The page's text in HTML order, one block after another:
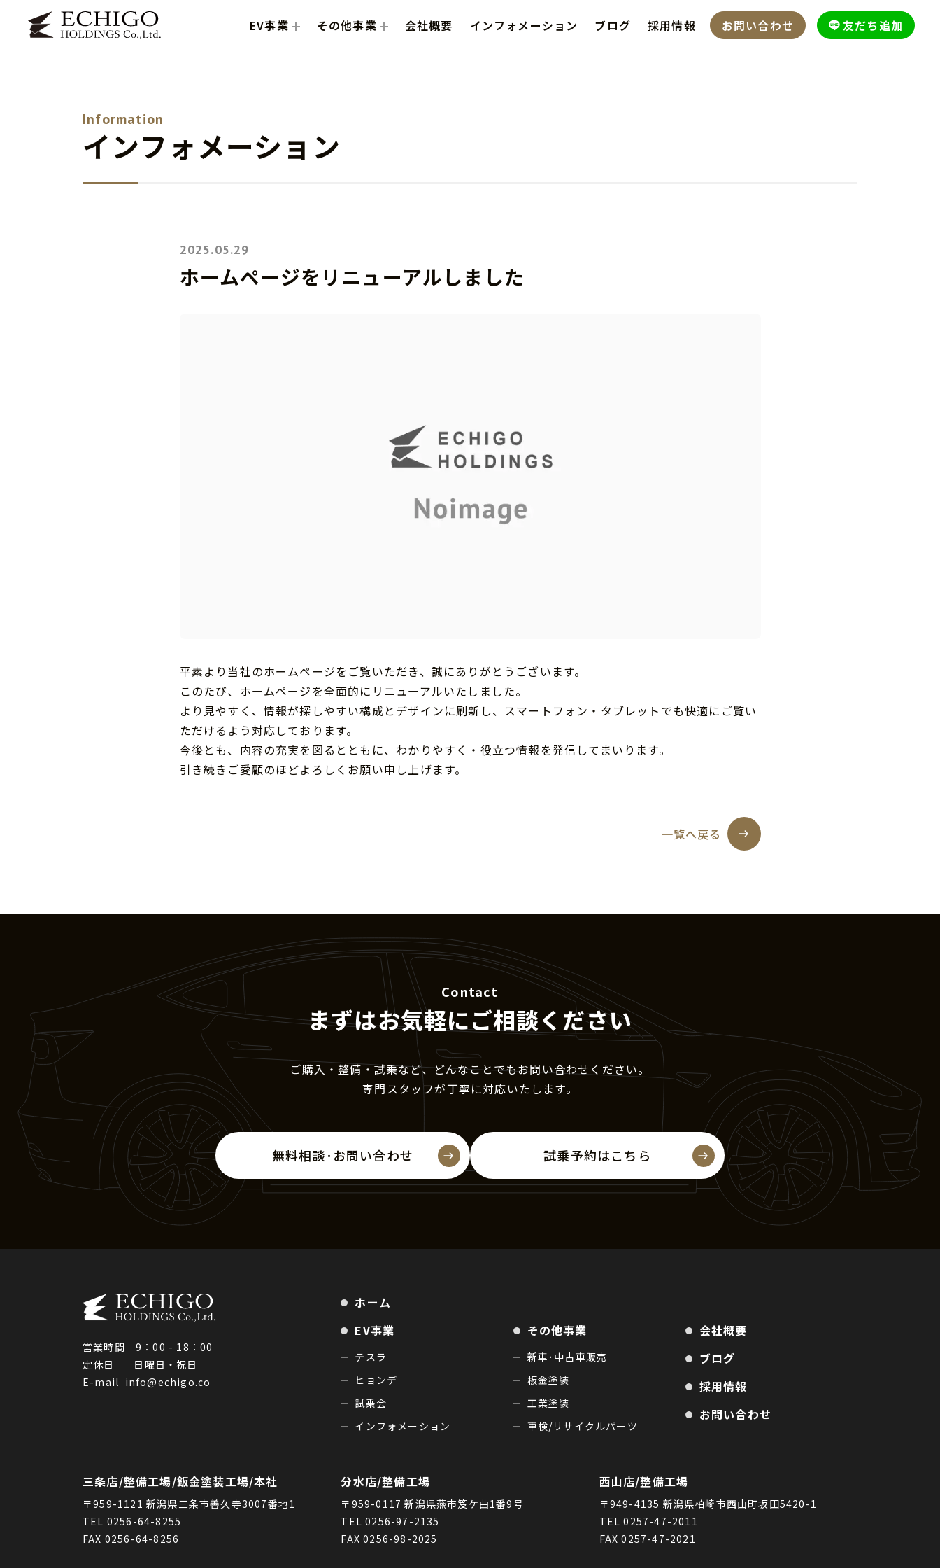
EV事業 その他事業 会社概要 インフォメーション ブログ 採用情報 お問い合わせ 友だち追加
Information
インフォメーション
2025.05.29
ホームページをリニューアルしました
平素より当社のホームページをご覧いただき、誠にありがとうございます。
このたび、ホームページを全面的にリニューアルいたしました。
より見やすく、情報が探しやすい構成とデザインに刷新し、スマートフォン・タブレットでも快適にご覧い
ただけるよう対応しております。
今後とも、内容の充実を図るとともに、わかりやすく・役立つ情報を発信してまいります。
引き続きご愛顧のほどよろしくお願い申し上げます。
一覧へ戻る
Contact
まずはお気軽にご相談ください
ご購入・整備・試乗など、どんなことでもお問い合わせください。
専門スタッフが丁寧に対応いたします。
無料相談･お問い合わせ 試乗予約はこちら
営業時間 9：00 - 18：00
定休日 日曜日・祝日
E-mail info@echigo.co
ホーム
EV事業
テスラ
ヒョンデ
試乗会
インフォメーション
その他事業
新車･中古車販売
板金塗装
工業塗装
車検/リサイクルパーツ
会社概要
ブログ
採用情報
お問い合わせ
三条店/整備工場/鈑金塗装工場/本社
〒959-1121 新潟県三条市善久寺3007番地1
TEL 0256-64-8255
FAX 0256-64-8256
分水店/整備工場
〒959-0117 新潟県燕市笈ケ曲1番9号
TEL 0256-97-2135
FAX 0256-98-2025
西山店/整備工場
〒949-4135 新潟県柏崎市西山町坂田5420-1
TEL 0257-47-2011
FAX 0257-47-2021